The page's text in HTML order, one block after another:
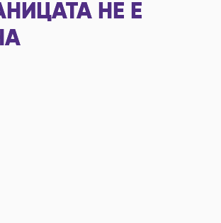
НЕ Е